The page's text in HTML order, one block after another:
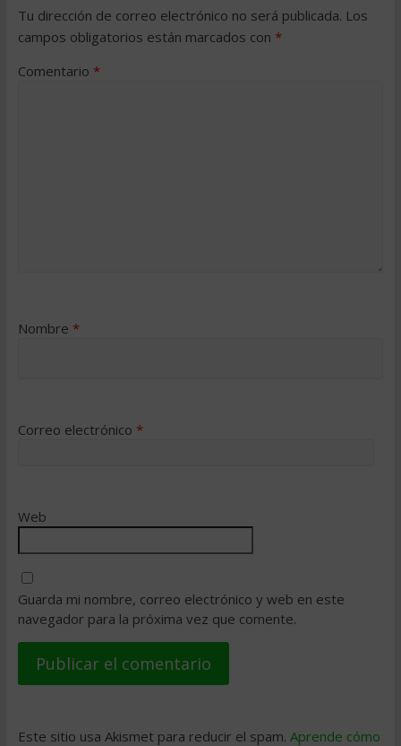
Tu dirección de correo electrónico no será publicada. Los
campos obligatorios están marcados con *
Comentario *
Nombre *
Correo electrónico *
Web
Guarda mi nombre, correo electrónico y web en este
navegador para la próxima vez que comente.
Este sitio usa Akismet para reducir el spam. Aprende cómo